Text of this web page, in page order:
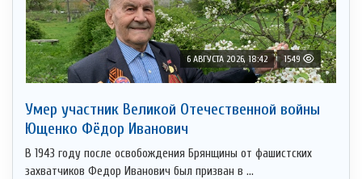
6 АВГУСТА 2026, 18:42 1549
Умер участник Великой Отечественной войны
Ющенко Фёдор Иванович
В 1943 году после освобождения Брянщины от фашистских
захватчиков Федор Иванович был призван в ...